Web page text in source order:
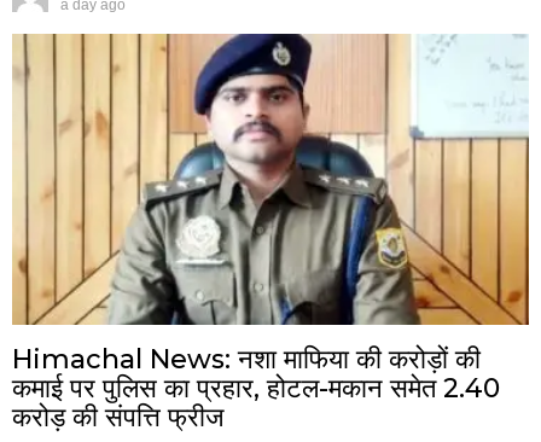
a day ago
Himachal News: नशा माफिया की करोड़ों की
कमाई पर पुलिस का प्रहार, होटल-मकान समेत 2.40
करोड़ की संपत्ति फ्रीज